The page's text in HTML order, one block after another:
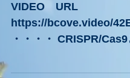
VIDEO URL
https://bcove.video/
・・・・ CRISPR/
スポゾンシステムを組